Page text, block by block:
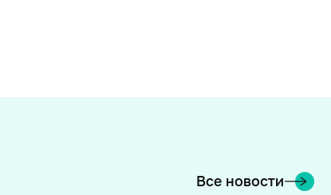
Все новости